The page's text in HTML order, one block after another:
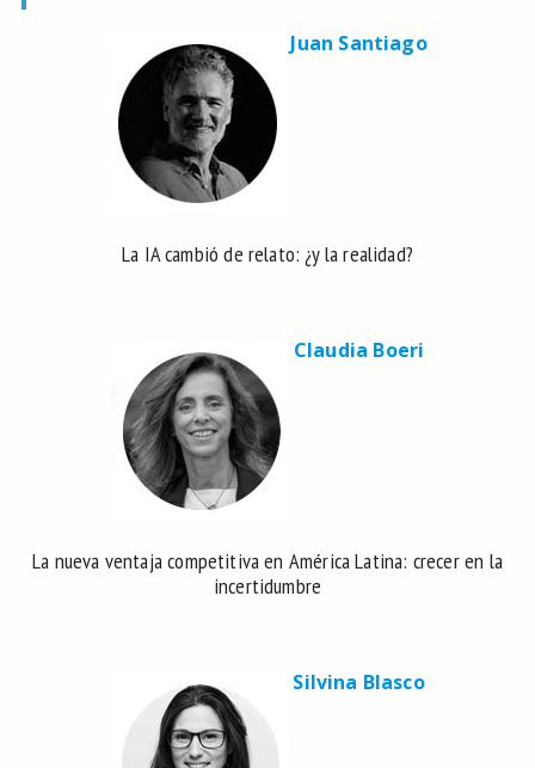
Juan Santiago
La IA cambió de relato: ¿y la realidad?
Claudia Boeri
La nueva ventaja competitiva en América Latina: crecer en la
incertidumbre
Silvina Blasco